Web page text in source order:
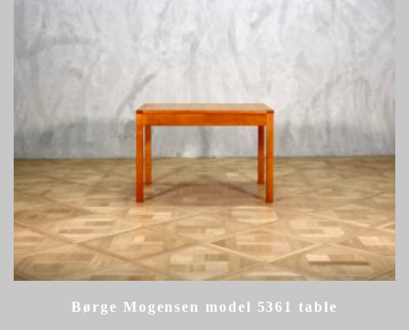
Børge Mogensen model 5361 table